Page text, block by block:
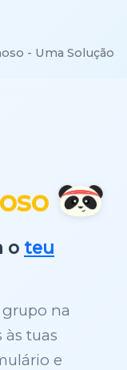
- Uma Solução
o teu
na
às tuas
e